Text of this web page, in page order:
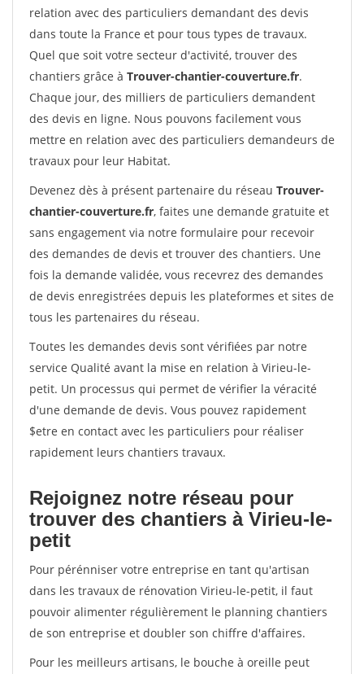
relation avec des particuliers demandant des devis
dans toute la France et pour tous types de travaux.
Quel que soit votre secteur d'activité, trouver des
chantiers grâce à Trouver-chantier-couverture.fr.
Chaque jour, des milliers de particuliers demandent
des devis en ligne. Nous pouvons facilement vous
mettre en relation avec des particuliers demandeurs de
travaux pour leur Habitat.
Devenez dès à présent partenaire du réseau Trouver-
chantier-couverture.fr, faites une demande gratuite et
sans engagement via notre formulaire pour recevoir
des demandes de devis et trouver des chantiers. Une
fois la demande validée, vous recevrez des demandes
de devis enregistrées depuis les plateformes et sites de
tous les partenaires du réseau.
Toutes les demandes devis sont vérifiées par notre
service Qualité avant la mise en relation à Virieu-le-
petit. Un processus qui permet de vérifier la véracité
d'une demande de devis. Vous pouvez rapidement
$etre en contact avec les particuliers pour réaliser
rapidement leurs chantiers travaux.
Rejoignez notre réseau pour
trouver des chantiers à Virieu-le-
petit
Pour pérénniser votre entreprise en tant qu'artisan
dans les travaux de rénovation Virieu-le-petit, il faut
pouvoir alimenter régulièrement le planning chantiers
de son entreprise et doubler son chiffre d'affaires.
Pour les meilleurs artisans, le bouche à oreille peut